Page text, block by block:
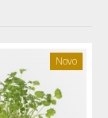
Novo